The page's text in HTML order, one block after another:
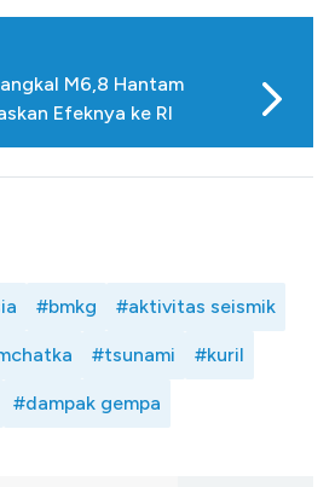
M6,8 Hantam
Efeknya ke RI
#bmkg #aktivitas seismik
#tsunami #kuril
#dampak gempa